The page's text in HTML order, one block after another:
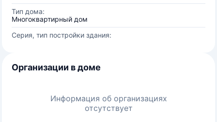
Тип дома:
Многоквартирный дом
Серия, тип постройки здания:
Организации в доме
Информация об организациях
отсутствует